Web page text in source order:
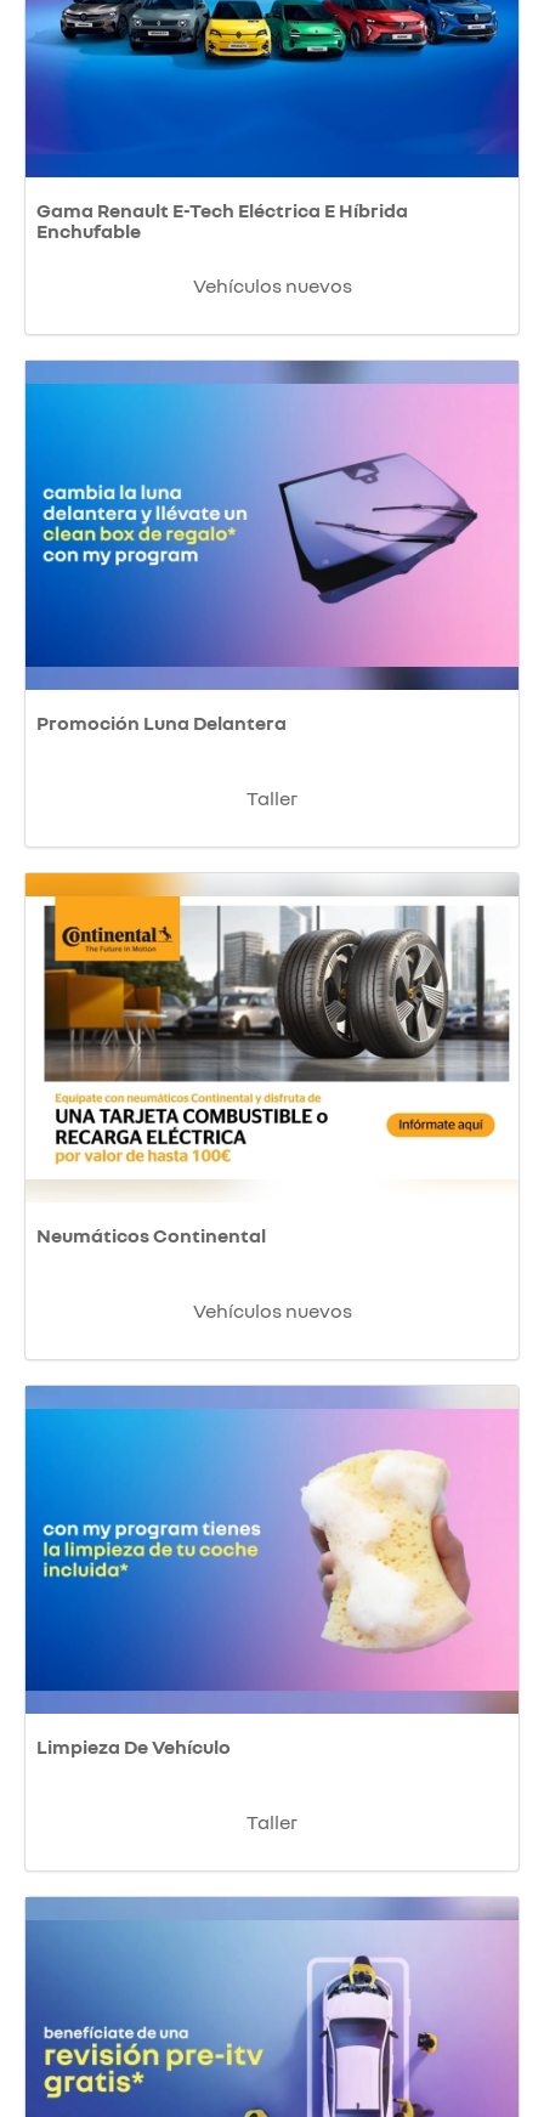
Gama Renault E-Tech Eléctrica E Híbrida
Enchufable
Vehículos nuevos
Promoción Luna Delantera
Taller
Neumáticos Continental
Vehículos nuevos
Limpieza De Vehículo
Taller